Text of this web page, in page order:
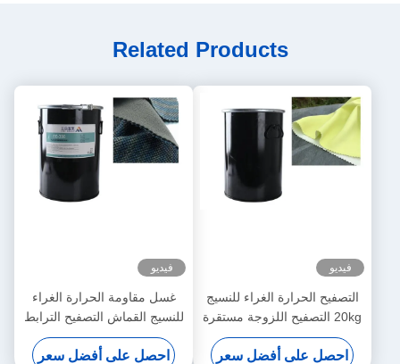
Related Products
فيديو
التصفيح الحرارة الغراء للنسيج
20kg التصفيح اللزوجة مستقرة
احصل على أفضل سعر
فيديو
غسل مقاومة الحرارة الغراء
للنسيج القماش التصفيح الترابط
الشريط الغراء
احصل على أفضل سعر